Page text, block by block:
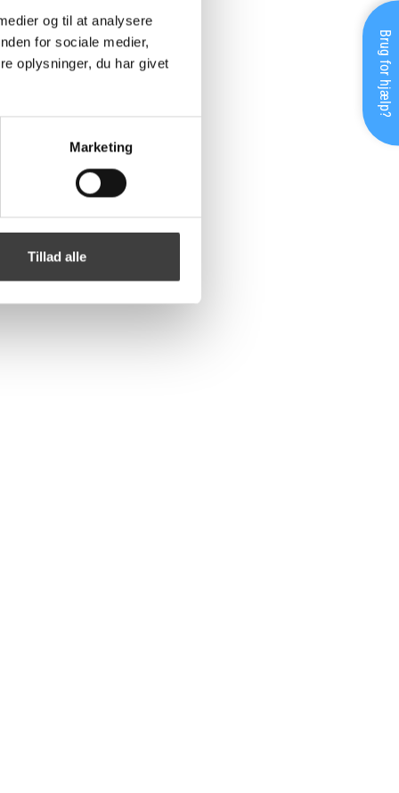
og til at analysere
for sociale medier,
oplysninger, du har givet
Marketing
Tillad alle
Brug for hjælp?